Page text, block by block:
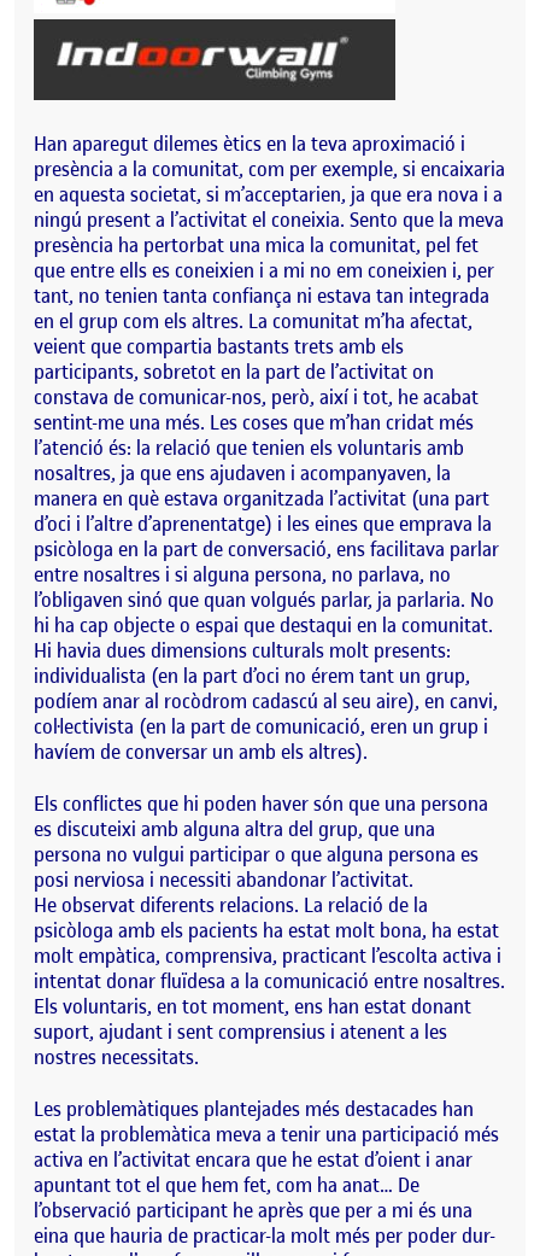
Han aparegut dilemes ètics en la teva aproximació i
presència a la comunitat, com per exemple, si encaixaria
en aquesta societat, si m’acceptarien, ja que era nova i a
ningú present a l’activitat el coneixia. Sento que la meva
presència ha pertorbat una mica la comunitat, pel fet
que entre ells es coneixien i a mi no em coneixien i, per
tant, no tenien tanta confiança ni estava tan integrada
en el grup com els altres. La comunitat m’ha afectat,
veient que compartia bastants trets amb els
participants, sobretot en la part de l’activitat on
constava de comunicar-nos, però, així i tot, he acabat
sentint-me una més. Les coses que m’han cridat més
l’atenció és: la relació que tenien els voluntaris amb
nosaltres, ja que ens ajudaven i acompanyaven, la
manera en què estava organitzada l’activitat (una part
d’oci i l’altre d’aprenentatge) i les eines que emprava la
psicòloga en la part de conversació, ens facilitava parlar
entre nosaltres i si alguna persona, no parlava, no
l’obligaven sinó que quan volgués parlar, ja parlaria. No
hi ha cap objecte o espai que destaqui en la comunitat.
Hi havia dues dimensions culturals molt presents:
individualista (en la part d’oci no érem tant un grup,
podíem anar al rocòdrom cadascú al seu aire), en canvi,
col·lectivista (en la part de comunicació, eren un grup i
havíem de conversar un amb els altres).
Els conflictes que hi poden haver són que una persona
es discuteixi amb alguna altra del grup, que una
persona no vulgui participar o que alguna persona es
posi nerviosa i necessiti abandonar l’activitat.
He observat diferents relacions. La relació de la
psicòloga amb els pacients ha estat molt bona, ha estat
molt empàtica, comprensiva, practicant l’escolta activa i
intentat donar fluïdesa a la comunicació entre nosaltres.
Els voluntaris, en tot moment, ens han estat donant
suport, ajudant i sent comprensius i atenent a les
nostres necessitats.
Les problemàtiques plantejades més destacades han
estat la problemàtica meva a tenir una participació més
activa en l’activitat encara que he estat d’oient i anar
apuntant tot el que hem fet, com ha anat… De
l’observació participant he après que per a mi és una
eina que hauria de practicar-la molt més per poder dur-